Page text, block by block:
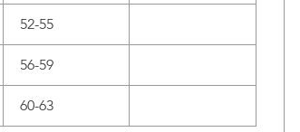
52-55
56-59
60-63